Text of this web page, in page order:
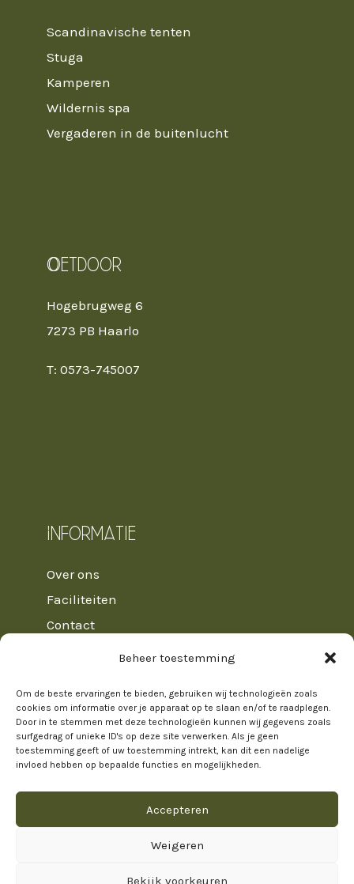
Beheer toestemming
Om de beste ervaringen te bieden, gebruiken wij technologieën zoals
cookies om informatie over je apparaat op te slaan en/of te raadplegen.
Door in te stemmen met deze technologieën kunnen wij gegevens zoals
surfgedrag of unieke ID's op deze site verwerken. Als je geen
toestemming geeft of uw toestemming intrekt, kan dit een nadelige
invloed hebben op bepaalde functies en mogelijkheden.
Accepteren
Weigeren
Bekijk voorkeuren
Scandinavische tenten
Stuga
Kamperen
Wildernis spa
Vergaderen in de buitenlucht
Oetdoor
Hogebrugweg 6
7273 PB Haarlo
T: 0573-745007
Informatie
Over ons
Faciliteiten
Contact
Algemene voorwaarden